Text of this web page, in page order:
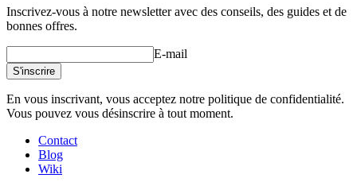
Inscrivez-vous à notre newsletter avec des conseils, des guides et de
bonnes offres.
E-mail
S'inscrire
En vous inscrivant, vous acceptez notre politique de confidentialité.
Vous pouvez vous désinscrire à tout moment.
Contact
Blog
Wiki